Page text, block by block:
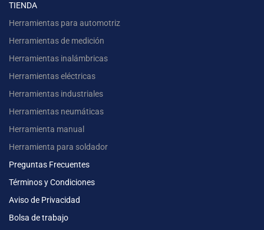
TIENDA
Herramientas para automotriz
Herramientas de medición
Herramientas inalámbricas
Herramientas eléctricas
Herramientas industriales
Herramientas neumáticas
Herramienta manual
Herramienta para soldador
Preguntas Frecuentes
Términos y Condiciones
Aviso de Privacidad
Bolsa de trabajo